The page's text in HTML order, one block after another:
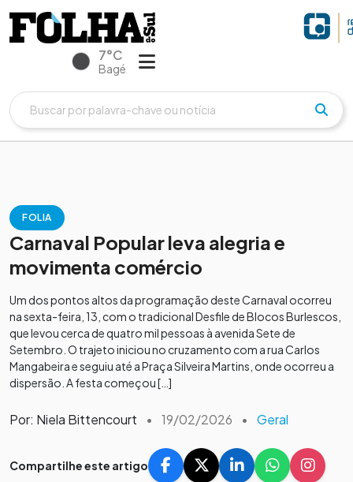
7°C
Bagé
FOLIA
Carnaval Popular leva alegria e
movimenta comércio
Um dos pontos altos da programação deste Carnaval ocorreu
na sexta-feira, 13, com o tradicional Desfile de Blocos Burlescos,
que levou cerca de quatro mil pessoas à avenida Sete de
Setembro. O trajeto iniciou no cruzamento com a rua Carlos
Mangabeira e seguiu até a Praça Silveira Martins, onde ocorreu a
dispersão. A festa começou […]
Por: Niela Bittencourt • 19/02/2026 • Geral
Compartilhe este artigo